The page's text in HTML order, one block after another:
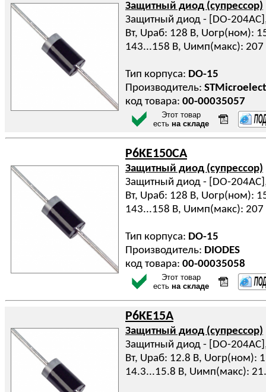
Защитный диод (супрессор)
Защитный диод - [DO-
Вт, Uраб: 128 В, Uогр(ном):
143...158 В, Uимп(макс): 207
Тип корпуса: DO-15
Производитель:
код товара: 00-00035057
Этот товар
есть на складе
P6KE150CA
Защитный диод (супрессор)
Защитный диод - [DO-
Вт, Uраб: 128 В, Uогр(ном):
143...158 В, Uимп(макс): 207
Тип корпуса: DO-15
Производитель: DIODES
код товара: 00-00035058
Этот товар
есть на складе
P6KE15A
Защитный диод (супрессор)
Защитный диод - [DO-
Вт, Uраб: 12.8 В, Uогр(ном):
14.3...15.8 В, Uимп(макс):